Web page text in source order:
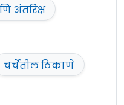
अंतरिक्ष
चर्चेतील ठिकाणे